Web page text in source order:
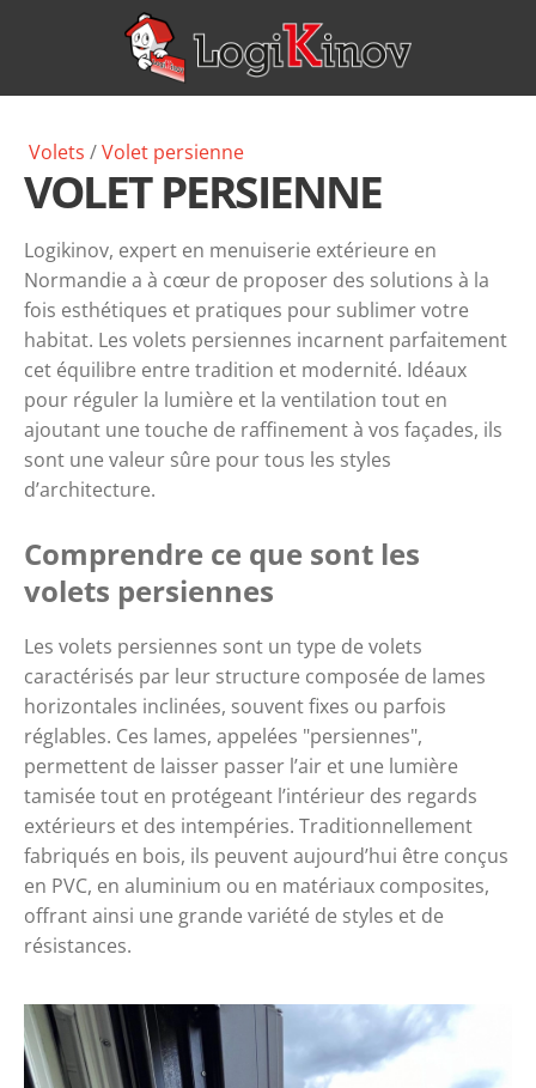
Volets /Volet persienne
VOLET PERSIENNE
Logikinov, expert en menuiserie extérieure en
Normandie a à cœur de proposer des solutions à la
fois esthétiques et pratiques pour sublimer votre
habitat. Les volets persiennes incarnent parfaitement
cet équilibre entre tradition et modernité. Idéaux
pour réguler la lumière et la ventilation tout en
ajoutant une touche de raffinement à vos façades, ils
sont une valeur sûre pour tous les styles
d’architecture.
Comprendre ce que sont les
volets persiennes
Les volets persiennes sont un type de volets
caractérisés par leur structure composée de lames
horizontales inclinées, souvent fixes ou parfois
réglables. Ces lames, appelées "persiennes",
permettent de laisser passer l’air et une lumière
tamisée tout en protégeant l’intérieur des regards
extérieurs et des intempéries. Traditionnellement
fabriqués en bois, ils peuvent aujourd’hui être conçus
en PVC, en aluminium ou en matériaux composites,
offrant ainsi une grande variété de styles et de
résistances.